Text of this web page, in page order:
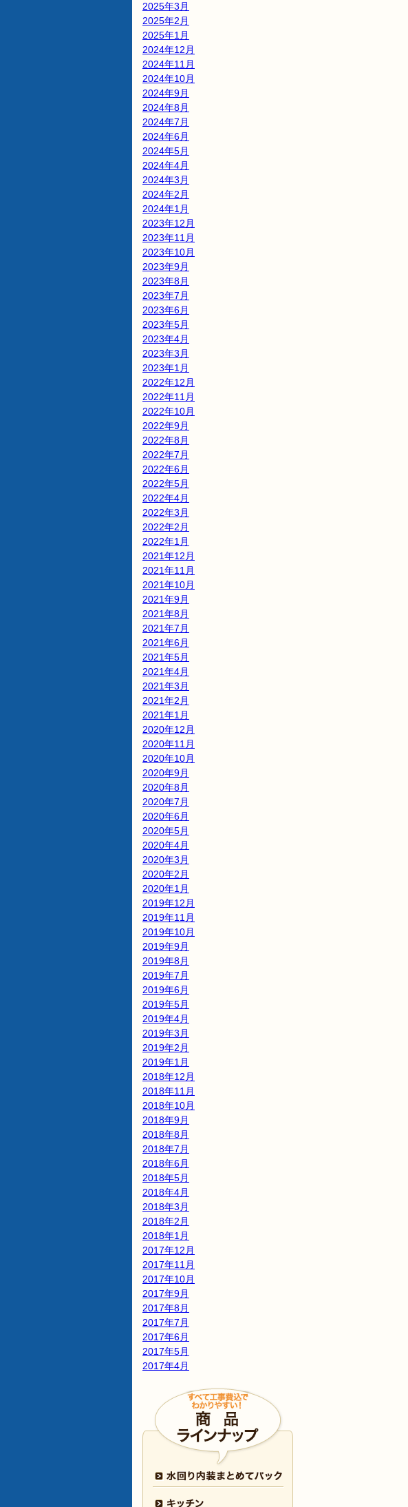
2025年3月
2025年2月
2025年1月
2024年12月
2024年11月
2024年10月
2024年9月
2024年8月
2024年7月
2024年6月
2024年5月
2024年4月
2024年3月
2024年2月
2024年1月
2023年12月
2023年11月
2023年10月
2023年9月
2023年8月
2023年7月
2023年6月
2023年5月
2023年4月
2023年3月
2023年1月
2022年12月
2022年11月
2022年10月
2022年9月
2022年8月
2022年7月
2022年6月
2022年5月
2022年4月
2022年3月
2022年2月
2022年1月
2021年12月
2021年11月
2021年10月
2021年9月
2021年8月
2021年7月
2021年6月
2021年5月
2021年4月
2021年3月
2021年2月
2021年1月
2020年12月
2020年11月
2020年10月
2020年9月
2020年8月
2020年7月
2020年6月
2020年5月
2020年4月
2020年3月
2020年2月
2020年1月
2019年12月
2019年11月
2019年10月
2019年9月
2019年8月
2019年7月
2019年6月
2019年5月
2019年4月
2019年3月
2019年2月
2019年1月
2018年12月
2018年11月
2018年10月
2018年9月
2018年8月
2018年7月
2018年6月
2018年5月
2018年4月
2018年3月
2018年2月
2018年1月
2017年12月
2017年11月
2017年10月
2017年9月
2017年8月
2017年7月
2017年6月
2017年5月
2017年4月